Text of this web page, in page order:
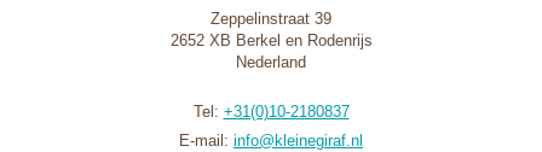
Zeppelinstraat 39
2652 XB Berkel en Rodenrijs
Nederland
Tel: +31(0)10-2180837
E-mail: info@kleinegiraf.nl